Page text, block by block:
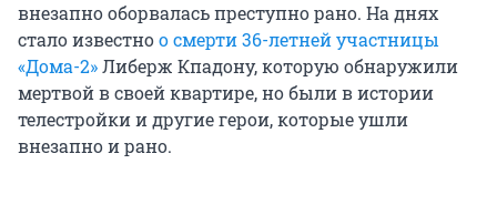
внезапно оборвалась преступно рано. На днях
стало известноо смерти 36-летней участницы
«Дома-2»Либерж Кпадону, которую обнаружили
мертвой в своей квартире, но были в истории
телестройки и другие герои, которые ушли
внезапно и рано.